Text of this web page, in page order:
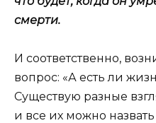
смерти.
И соответственно,
вопрос: «А есть ли
Существую разные
и все их можно